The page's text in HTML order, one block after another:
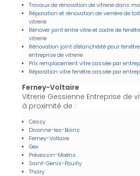
Travaux de rénovation de vitrerie dans
Réparation et rénovation de verrière de
vitrerie
Rénover joint entre vitre et cadre de
vitrerie
Rénovation joint d'étanchéité pour
entreprise de vitrerie
Prix remplacement vitre cassée par
Réparation vitre fenêtre cassée par
Ferney-Voltaire
Vitrerie Gessienne Entreprise de
à proximité de :
Cessy
Divonne-les-Bains
Ferney-Voltaire
Gex
Prévessin-Moëns
Saint-Genis-Pouilly
Thoiry